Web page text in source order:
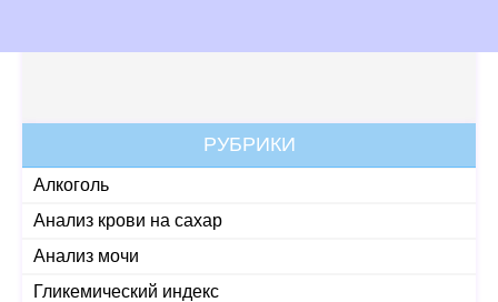
РУБРИКИ
Алкоголь
Анализ крови на сахар
Анализ мочи
Гликемический индекс